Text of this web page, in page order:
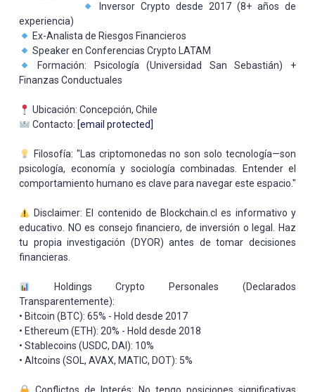
Inversor Crypto desde 2017 (8+ años de
experiencia)
Ex-Analista de Riesgos Financieros
Speaker en Conferencias Crypto LATAM
Formación: Psicología (Universidad San Sebastián) +
Finanzas Conductuales
Ubicación: Concepción, Chile
Contacto: [email protected]
Filosofía: "Las criptomonedas no son solo tecnología—son
psicología, economía y sociología combinadas. Entender el
comportamiento humano es clave para navegar este espacio."
Disclaimer: El contenido de Blockchain.cl es informativo y
educativo. NO es consejo financiero, de inversión o legal. Haz
tu propia investigación (DYOR) antes de tomar decisiones
financieras.
Holdings Crypto Personales (Declarados
Transparentemente):
• Bitcoin (BTC): 65% - Hold desde 2017
• Ethereum (ETH): 20% - Hold desde 2018
• Stablecoins (USDC, DAI): 10%
• Altcoins (SOL, AVAX, MATIC, DOT): 5%